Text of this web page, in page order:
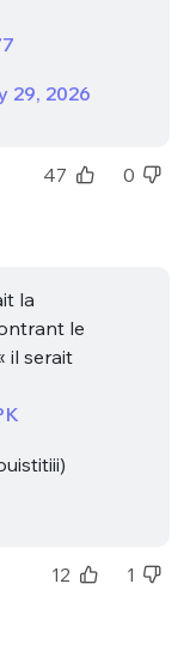
29, 2026
47 0
la
le
il serait
12 1